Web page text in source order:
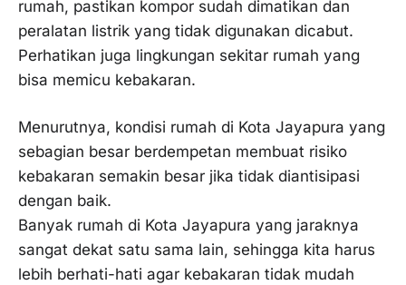
rumah, pastikan kompor sudah dimatikan dan
peralatan listrik yang tidak digunakan dicabut.
Perhatikan juga lingkungan sekitar rumah yang
bisa memicu kebakaran.
Menurutnya, kondisi rumah di Kota Jayapura yang
sebagian besar berdempetan membuat risiko
kebakaran semakin besar jika tidak diantisipasi
dengan baik.
Banyak rumah di Kota Jayapura yang jaraknya
sangat dekat satu sama lain, sehingga kita harus
lebih berhati-hati agar kebakaran tidak mudah